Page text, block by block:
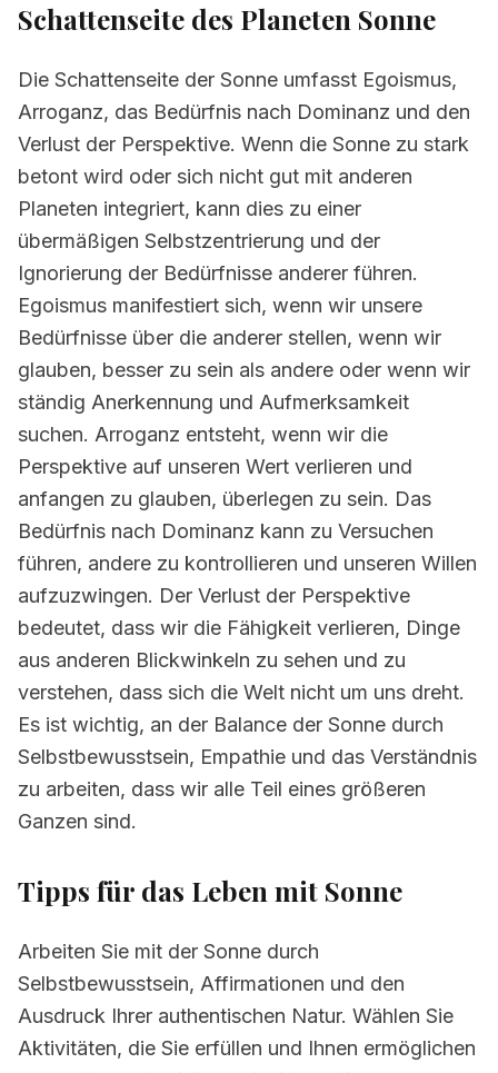
Schattenseite des Planeten Sonne
Die Schattenseite der Sonne umfasst Egoismus,
Arroganz, das Bedürfnis nach Dominanz und den
Verlust der Perspektive. Wenn die Sonne zu stark
betont wird oder sich nicht gut mit anderen
Planeten integriert, kann dies zu einer
übermäßigen Selbstzentrierung und der
Ignorierung der Bedürfnisse anderer führen.
Egoismus manifestiert sich, wenn wir unsere
Bedürfnisse über die anderer stellen, wenn wir
glauben, besser zu sein als andere oder wenn wir
ständig Anerkennung und Aufmerksamkeit
suchen. Arroganz entsteht, wenn wir die
Perspektive auf unseren Wert verlieren und
anfangen zu glauben, überlegen zu sein. Das
Bedürfnis nach Dominanz kann zu Versuchen
führen, andere zu kontrollieren und unseren Willen
aufzuzwingen. Der Verlust der Perspektive
bedeutet, dass wir die Fähigkeit verlieren, Dinge
aus anderen Blickwinkeln zu sehen und zu
verstehen, dass sich die Welt nicht um uns dreht.
Es ist wichtig, an der Balance der Sonne durch
Selbstbewusstsein, Empathie und das Verständnis
zu arbeiten, dass wir alle Teil eines größeren
Ganzen sind.
Tipps für das Leben mit Sonne
Arbeiten Sie mit der Sonne durch
Selbstbewusstsein, Affirmationen und den
Ausdruck Ihrer authentischen Natur. Wählen Sie
Aktivitäten, die Sie erfüllen und Ihnen ermöglichen